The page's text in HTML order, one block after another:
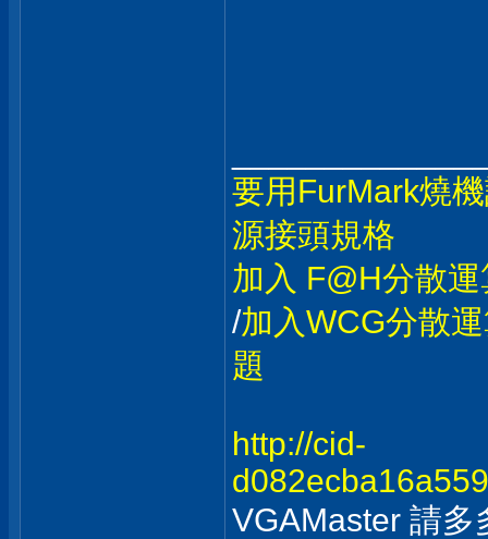
要用FurMark燒
源接頭規格
加入 F@H分散
/加入WCG分散
題
http://cid-
VGAMaster 請多